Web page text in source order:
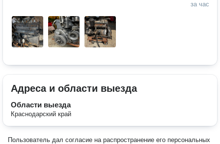
за час
Адреса и области выезда
Области выезда
Краснодарский край
Пользователь дал согласие на распространение его персональных